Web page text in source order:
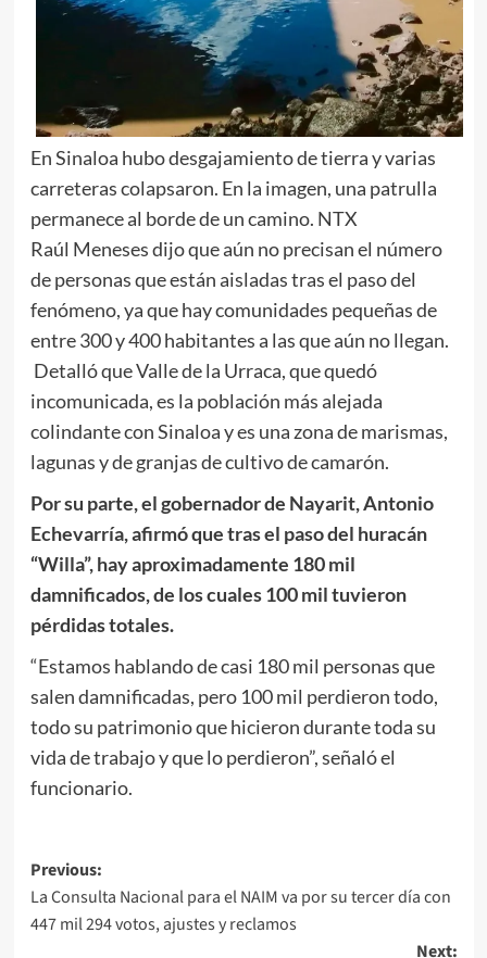
En Sinaloa hubo desgajamiento de tierra y varias
carreteras colapsaron. En la imagen, una patrulla
permanece al borde de un camino. NTX
Raúl Meneses dijo que aún no precisan el número
de personas que están aisladas tras el paso del
fenómeno, ya que hay comunidades pequeñas de
entre 300 y 400 habitantes a las que aún no llegan.
Detalló que Valle de la Urraca, que quedó
incomunicada, es la población más alejada
colindante con Sinaloa y es una zona de marismas,
lagunas y de granjas de cultivo de camarón.
Por su parte, el gobernador de Nayarit, Antonio
Echevarría, afirmó que tras el paso del huracán
“Willa”, hay aproximadamente 180 mil
damnificados, de los cuales 100 mil tuvieron
pérdidas totales.
“Estamos hablando de casi 180 mil personas que
salen damnificadas, pero 100 mil perdieron todo,
todo su patrimonio que hicieron durante toda su
vida de trabajo y que lo perdieron”, señaló el
funcionario.
Post
navigation
Previous:
La Consulta Nacional para el NAIM va por su tercer día con
447 mil 294 votos, ajustes y reclamos
Next: